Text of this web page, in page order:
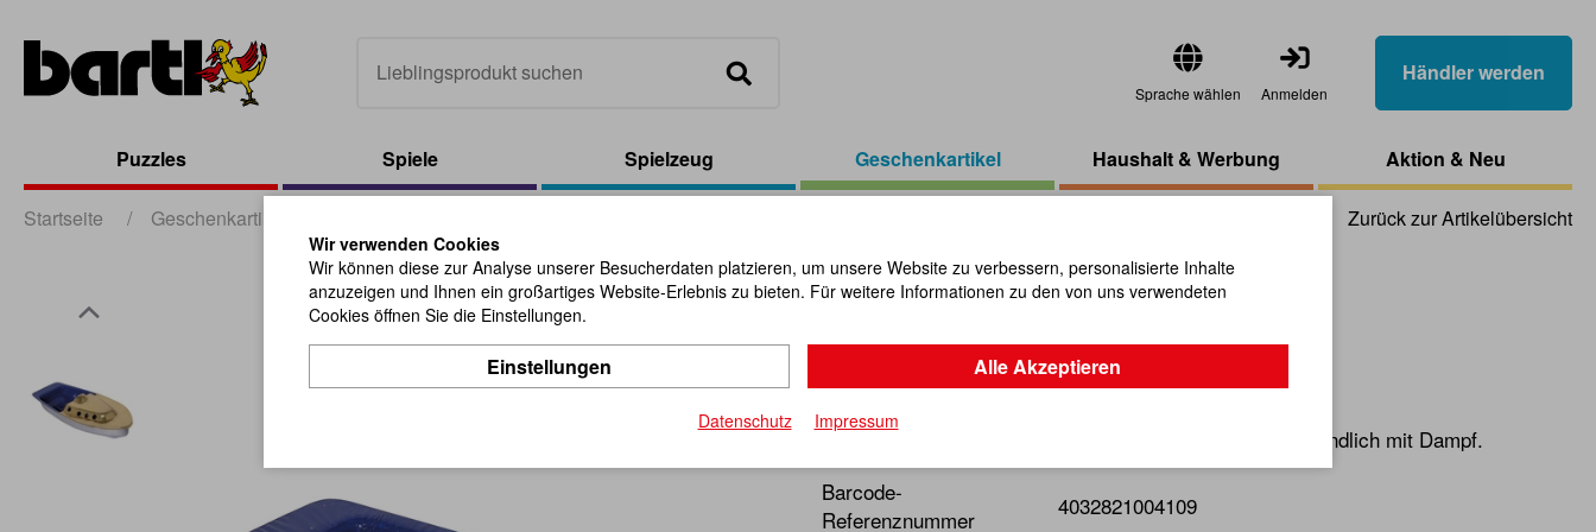
Sprache wählen Anmelden
Händler werden
Puzzles Spiele Spielzeug Geschenkartikel Haushalt & Werbung Aktion & Neu
Startseite / Geschenkartikel Zurück zur Artikelübersicht
Dampfboot
Artikel-Nr.:103231
Knattert wie ein alter Dieselmotor - fährt aber umweltfreundlich mit Dampf.
Barcode-
Referenznummer
4032821004109
Wir verwenden Cookies
Wir können diese zur Analyse unserer Besucherdaten platzieren, um unsere Website zu verbessern, personalisierte Inhalte
anzuzeigen und Ihnen ein großartiges Website-Erlebnis zu bieten. Für weitere Informationen zu den von uns verwendeten
Cookies öffnen Sie die Einstellungen.
Einstellungen Alle Akzeptieren
Datenschutz Impressum